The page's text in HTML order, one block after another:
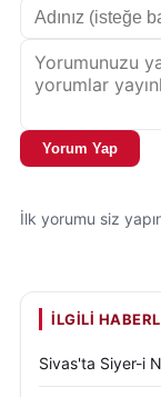
Yorum Yap
İlk yorumu siz
İLGILI
Sivas'ta Siyer-i